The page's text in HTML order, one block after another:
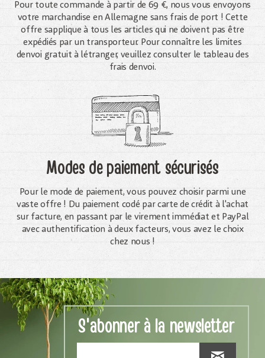
Pour toute commande à partir de 69 €, nous vous envoyons
votre marchandise en Allemagne sans frais de port ! Cette
offre sapplique à tous les articles qui ne doivent pas être
expédiés par un transporteur. Pour connaître les limites
denvoi gratuit à létranger, veuillez consulter le tableau des
frais denvoi.
Modes de paiement sécurisés
Pour le mode de paiement, vous pouvez choisir parmi une
vaste offre ! Du paiement codé par carte de crédit à l'achat
sur facture, en passant par le virement immédiat et PayPal
avec authentification à deux facteurs, vous avez le choix
chez nous !
S'abonner à la newsletter